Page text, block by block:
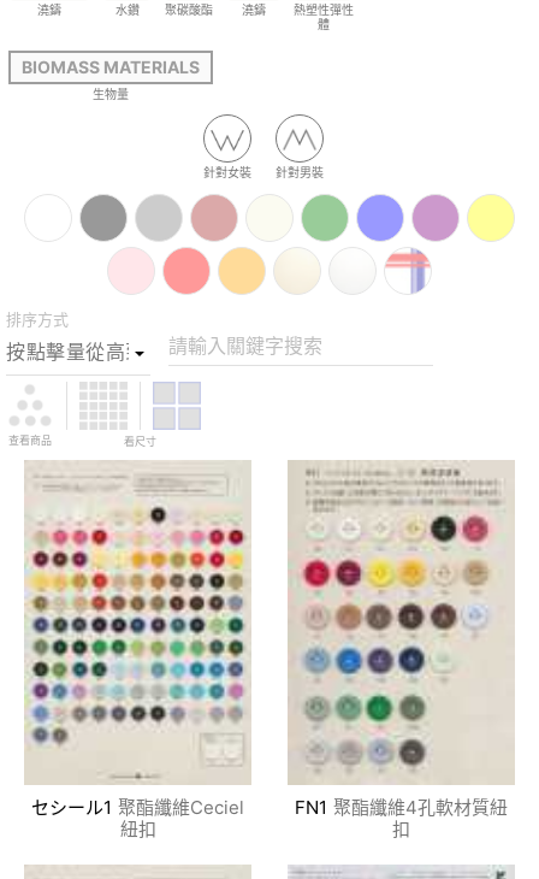
澆鑄 水鑽 聚碳酸酯 澆鑄
熱塑性彈性
體
BIOMASS MATERIALS
生物量
針對女裝 針對男裝
排序方式
請輸入關鍵字搜索
查看商品 看尺寸
セシール1 聚酯纖維Ceciel
紐扣
FN1 聚酯纖維4孔軟材質紐
扣